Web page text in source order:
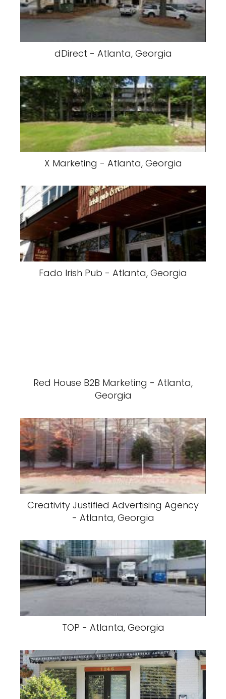
dDirect - Atlanta, Georgia
X Marketing - Atlanta, Georgia
Fado Irish Pub - Atlanta, Georgia
Red House B2B Marketing - Atlanta,
Georgia
Creativity Justified Advertising Agency
- Atlanta, Georgia
TOP - Atlanta, Georgia